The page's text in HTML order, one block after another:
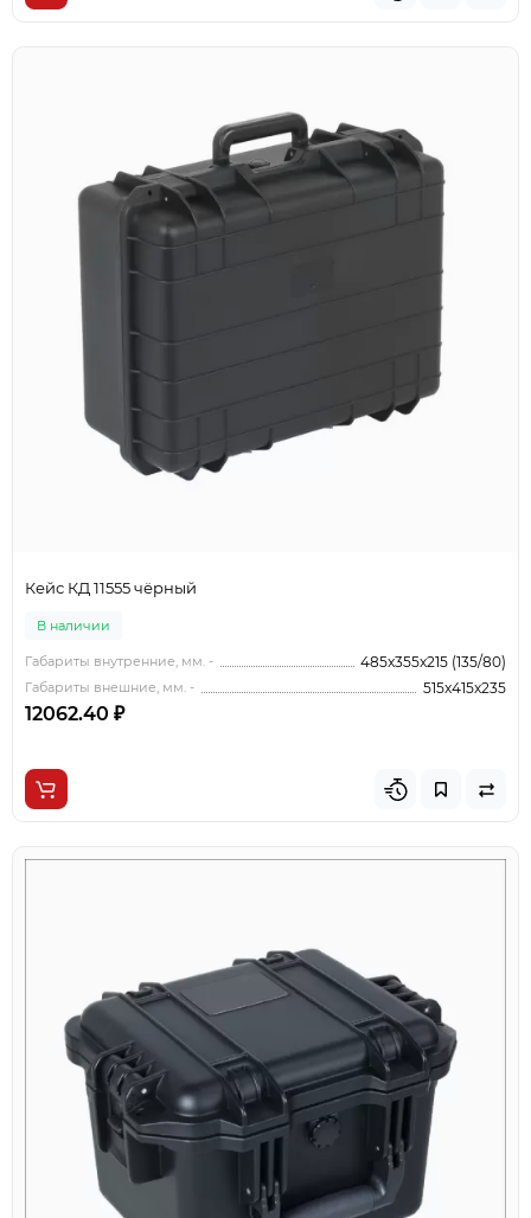
Кейс КД 11555 чёрный
В наличии
Габариты внутренние, мм. - 485x355x215 (135/80)
Габариты внешние, мм. - 515x415x235
12062.40 ₽